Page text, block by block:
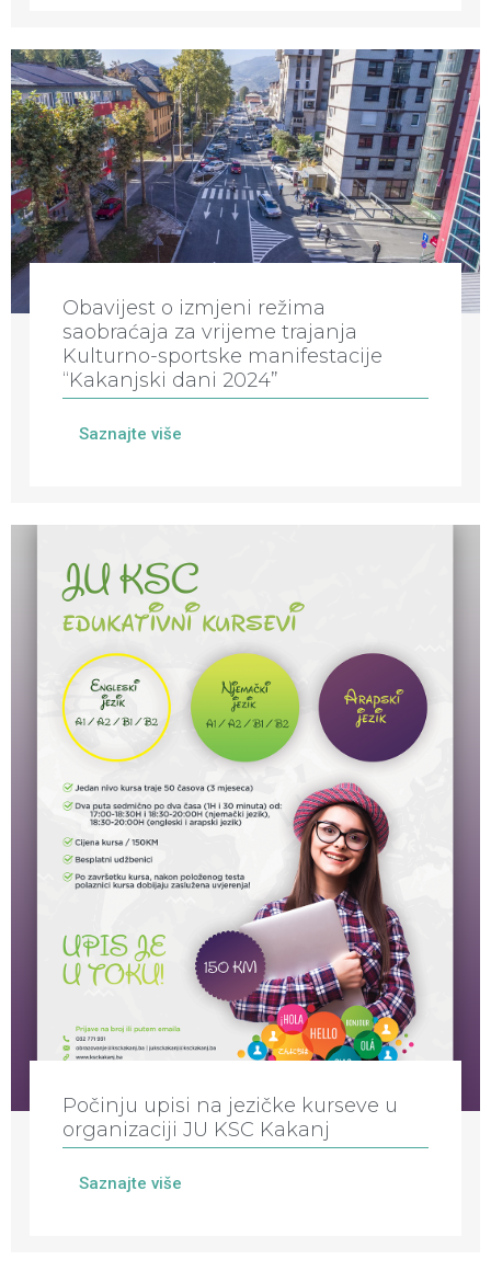
Obavijest o izmjeni režima
saobraćaja za vrijeme trajanja
Kulturno-sportske manifestacije
“Kakanjski dani 2024”
Saznajte više
Počinju upisi na jezičke kurseve u
organizaciji JU KSC Kakanj
Saznajte više